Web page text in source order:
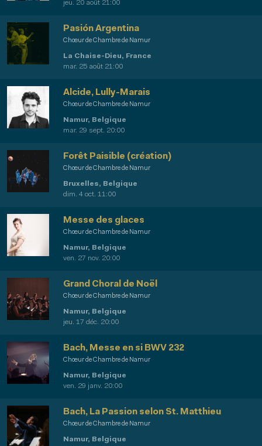
jeu. 20 août 21:00
Chœur de Chambre de Namur
Pasión Argentina
La Chaise-Dieu, France
mar. 25 août 21:00
Chœur de Chambre de Namur
Alcide, Lully-Marais
Namur, Belgique
mar. 29 sept. 20:00
Chœur de Chambre de Namur
Forêt Paisible (création)
Bruxelles, Belgique
dim. 4 oct. 11:00
Chœur de Chambre de Namur
Messe des glaces
Namur, Belgique
ven. 27 nov. 20:00
Chœur de Chambre de Namur
Grand Choral de Noël
Namur, Belgique
jeu. 17 déc. 20:00
Chœur de Chambre de Namur
Bach, Messe en si BWV 232
Namur, Belgique
ven. 29 janv. 20:00
Chœur de Chambre de Namur
Bach, La Passion selon St. Matthieu
Namur, Belgique